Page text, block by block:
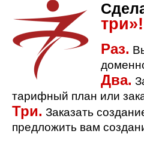
три»!
Раз.
Два.
тарифный план или
Три. Заказать
предложить вам